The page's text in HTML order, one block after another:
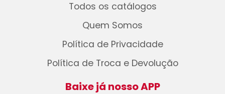
Todos os catálogos
Quem Somos
Política de Privacidade
Política de Troca e Devolução
Baixe já nosso APP